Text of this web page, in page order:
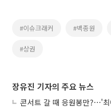
#이슈크래커 #백종원
#상권
장유진 기자의 주요 뉴스
콘서트 갈 때 응원봉만?⋯'